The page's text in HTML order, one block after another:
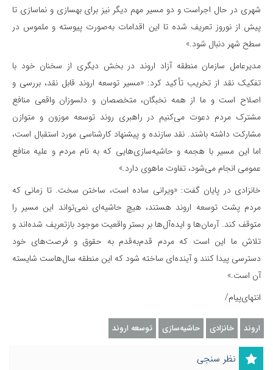
شهری در حال اجراست و دو مسیر مهم دیگر نیز برای بهسازی و نماسازی تا
پیش از نوروز تعریف شده تا این اقدامات به‌صورت پیوسته و ملموس در
سطح شهر دنبال شود.»
مدیرعامل سازمان منطقه آزاد اروند در بخش دیگری از سخنان خود با
تفکیک نقد از تخریب تأکید کرد: «مسیر توسعه اروند قابل نقد، بررسی و
اصلاح است و ما از همه نخبگان، متخصصان و دلسوزان واقعی منافع
مشترک مردم دعوت می‌کنیم در راهبری روند توسعه موزون و متوازن
مشارکت داشته باشند. نقد سازنده و پیشنهاد کارشناسی مورد استقبال است،
اما این مسیر با هجمه و حاشیه‌سازی‌هایی که به نام مردم و علیه منافع
عمومی انجام می‌شود، تفاوت ماهوی دارد.»
خانزادی در پایان گفت: «ویرانی ساده است، ساختن سخت. تا زمانی که
مردم پشت توسعه اروند هستند، هیچ حاشیه‌ای نمی‌تواند این مسیر را
متوقف کند. آرمان‌ها و ایده‌آل‌ها بر بستر واقعیت موجود بازتعریف شده‌اند و
تلاش ما این است که مردم قدم‌به‌قدم به حقوق و فرصت‌های خود
دسترسی پیدا کنند و آینده‌ای ساخته شود که این منطقه سال‌هاست شایسته
آن است.»
انتهای‌پیام/
اروند خانزادی حاشیه‌سازی توسعه اروند
نظر سنجی